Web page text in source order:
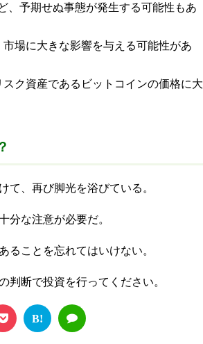
、予期せぬ事態が発生する可能性もあ
場に大きな影響を与える可能性があ
ク資産であるビットコインの価格に大
て、再び脚光を浴びている。
分な注意が必要だ。
ることを忘れてはいけない。
判断で投資を行ってください。
B!